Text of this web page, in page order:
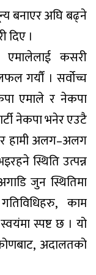
बनाएर अघि बढ्ने
।
एमालेलाई कसरी
गर्यौं । सर्वोच्च
एमाले र नेकपा
नेकपा भनेर एउटै
हामी अलग–अलग
स्थिति उत्पन्न
जुन स्थितिमा
काम
स्पष्ट छ । यो
अदालतको